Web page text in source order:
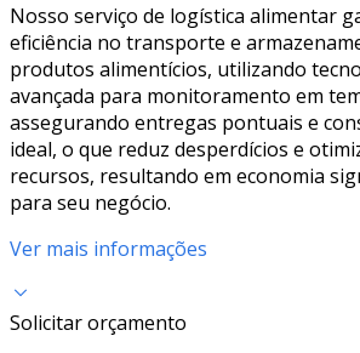
Nosso serviço de logística alimentar
eficiência no transporte e
produtos alimentícios, utilizando
avançada para monitoramento em
assegurando entregas pontuais e
ideal, o que reduz desperdícios e
recursos, resultando em economia
para seu negócio.
Ver mais informações
Solicitar orçamento